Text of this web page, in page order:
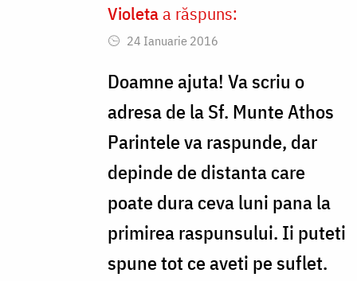
In
reply
to
Nu
bucurie
mi
by
Gabriela
Violeta a răspuns:
24 Ianuarie 2016
Doamne ajuta! Va scriu o
adresa de la Sf. Munte Athos
Parintele va raspunde, dar
depinde de distanta care
poate dura ceva luni pana la
primirea raspunsului. Ii puteti
spune tot ce aveti pe suflet.